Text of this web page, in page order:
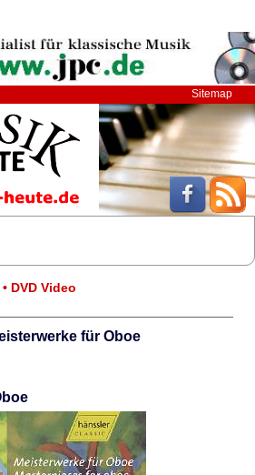
Sitemap
DVD Video
für Oboe